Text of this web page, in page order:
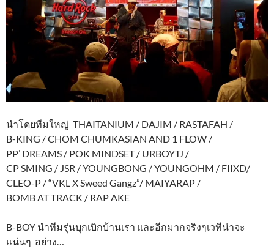
นำโดยทีมใหญ่ THAITANIUM / DAJIM / RASTAFAH /
B-KING / CHOM CHUMKASIAN AND 1 FLOW /
PP’ DREAMS / POK MINDSET / URBOYTJ /
CP SMING / JSR / YOUNGBONG / YOUNGOHM / FIIXD/
CLEO-P / “VKL X Sweed Gangz”/ MAIYARAP /
BOMB AT TRACK / RAP AKE
B-BOY นำทีมรุ่นบุกเบิกบ้านเรา และอีกมากจริงๆเวทีน่าจะ
แน่นๆ อย่าง…